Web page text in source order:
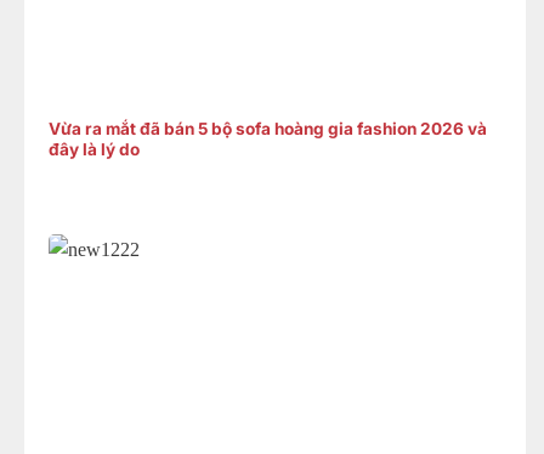
Vừa ra mắt đã bán 5 bộ sofa hoàng gia fashion 2026 và
đây là lý do